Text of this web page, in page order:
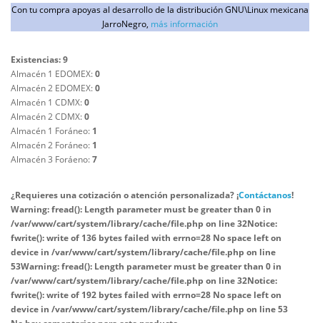
Con tu compra apoyas al desarrollo de la distribución GNU\Linux mexicana
JarroNegro, más información
Existencias: 9
Almacén 1 EDOMEX:0
Almacén 2 EDOMEX:0
Almacén 1 CDMX:0
Almacén 2 CDMX:0
Almacén 1 Foráneo: 1
Almacén 2 Foráneo: 1
Almacén 3 Foráeno:7
¿Requieres una cotización o atención personalizada? ¡Contáctanos!
Warning: fread(): Length parameter must be greater than 0 in
/var/www/cart/system/library/cache/file.php on line32Notice:
fwrite(): write of 136 bytes failed with errno=28 No space left on
device in /var/www/cart/system/library/cache/file.php on line
53Warning: fread(): Length parameter must be greater than 0 in
/var/www/cart/system/library/cache/file.php on line32Notice:
fwrite(): write of 192 bytes failed with errno=28 No space left on
device in /var/www/cart/system/library/cache/file.php on line53